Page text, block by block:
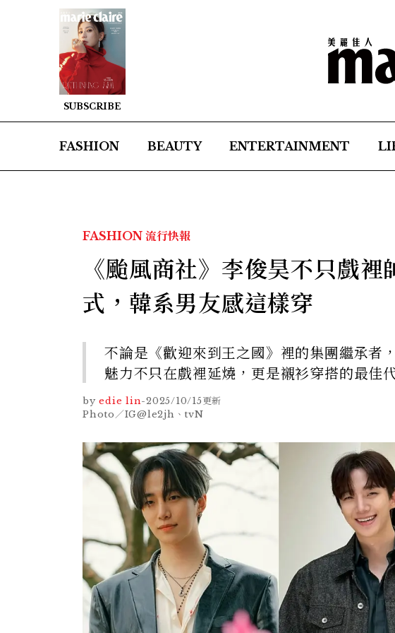
SUBSCRIBE
FASHION BEAUTY ENTERTAINMENT
FASHION 流行快報
《颱風商社》李俊昊不只戲
式，韓系男友感這樣穿
不論是《歡迎來到王之國》裡的集團繼承者
魅力不只在戲裡延燒，更是襯衫穿搭的最佳
by edie lin-2025/10/15更新
Photo／IG@le2jh、tvN